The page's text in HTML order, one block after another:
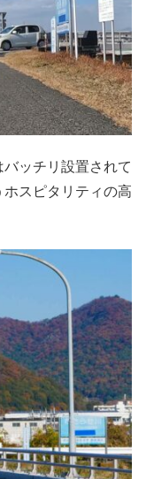
ッチリ設置されて
スピタリティの高